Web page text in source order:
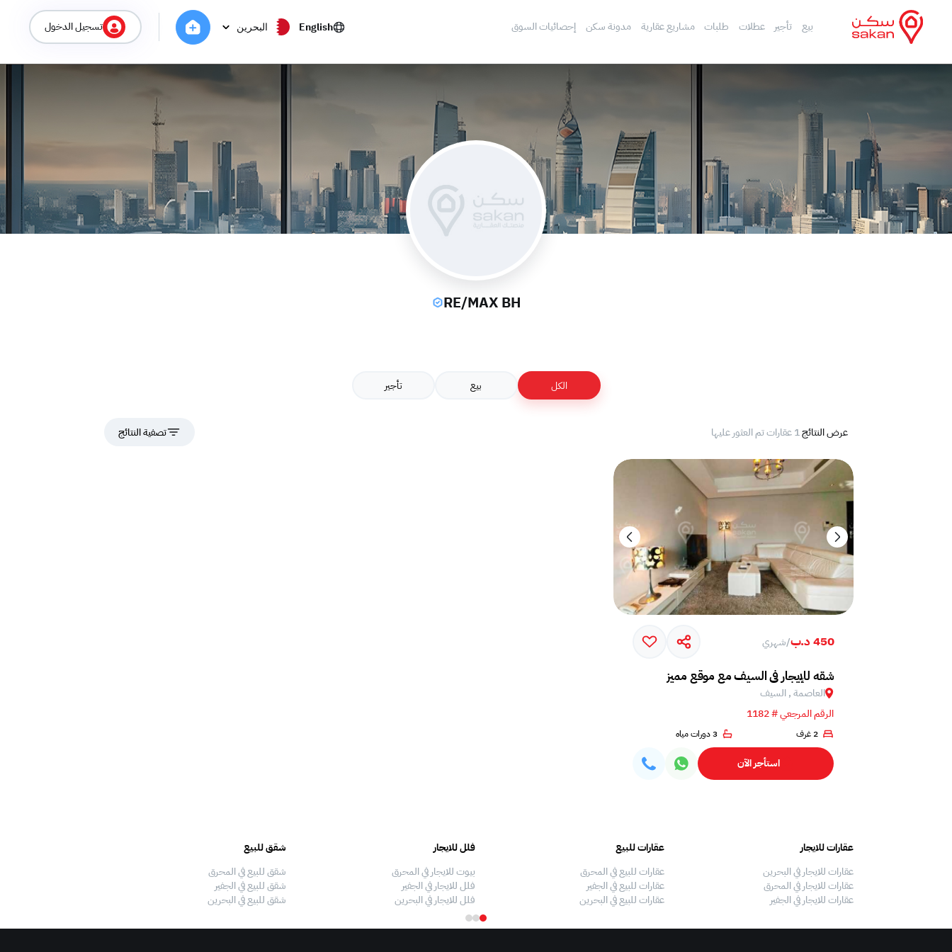
بيع تأجير عطلات طلبات مشاريع عقارية مدونة سكن إحصائيات السوق English البحرين تسجيل الدخول
RE/MAX BH
الكل بيع تأجير
عرض النتائج1 عقارات تم العثور عليها تصفية النتائج
450 د.ب /شهري
شقه للإيجار في السيف مع موقع مميز
العاصمة , السيف
الرقم المرجعي # 1182
2 غرف 3 دورات مياه
استأجر الآن
عقارات للايجار
عقارات للايجار في البحرين
عقارات للايجار في المحرق
عقارات للايجار في الجفير
عقارات للبيع
عقارات للبيع في المحرق
عقارات للبيع في الجفير
عقارات للبيع في البحرين
فلل للايجار
بيوت للايجار في المحرق
فلل للايجار في الجفير
فلل للايجار في البحرين
شقق للبيع
شقق للبيع في المحرق
شقق للبيع في الجفير
شقق للبيع في البحرين